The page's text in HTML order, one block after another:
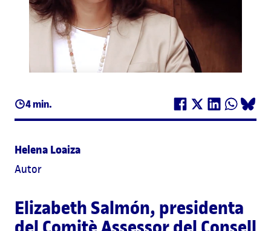
4 min.
Helena Loaiza
Autor
Elizabeth Salmón, presidenta